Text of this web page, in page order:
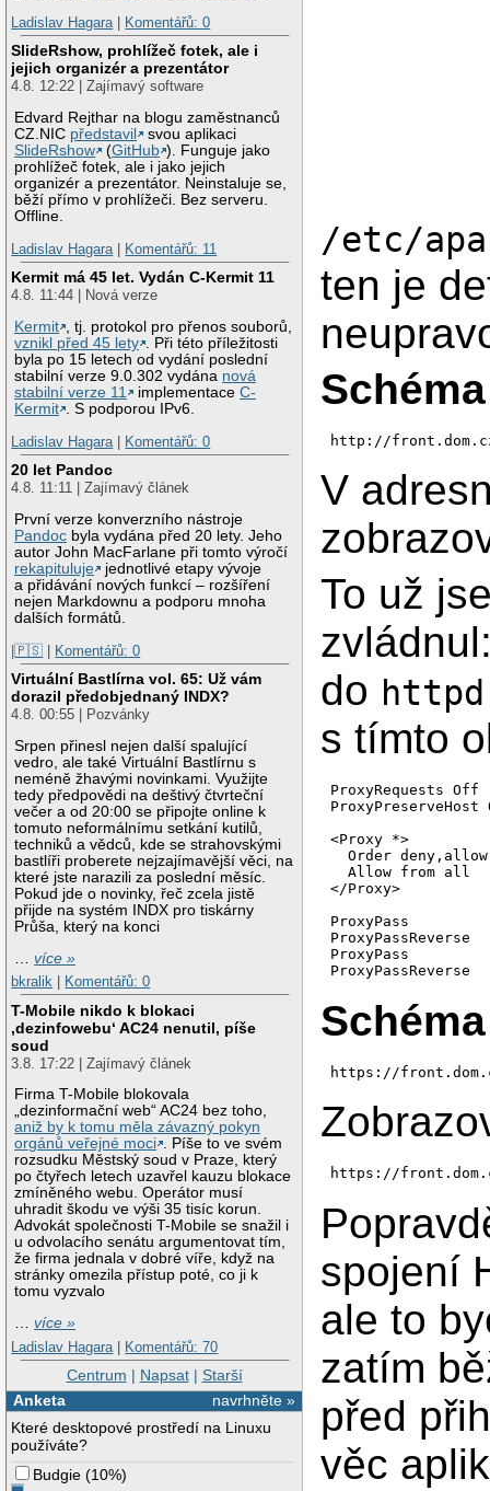
Ladislav Hagara | Komentářů: 0
SlideRshow, prohlížeč fotek, ale i
jejich organizér a prezentátor
4.8. 12:22 | Zajímavý software
Edvard Rejthar na blogu zaměstnanců
CZ.NIC představil
svou aplikaci
SlideRshow
(GitHub ). Funguje jako
prohlížeč fotek, ale i jako jejich
organizér a prezentátor. Neinstaluje se,
běží přímo v prohlížeči. Bez serveru.
Offline.
Ladislav Hagara | Komentářů: 11
Kermit má 45 let. Vydán C-Kermit 11
4.8. 11:44 | Nová verze
Kermit , tj. protokol pro přenos souborů,
vznikl před 45 lety . Při této příležitosti
byla po 15 letech od vydání poslední
stabilní verze 9.0.302 vydána nová
stabilní verze 11
implementaceC-
Kermit . S podporou IPv6.
Ladislav Hagara | Komentářů: 0
20 let Pandoc
4.8. 11:11 | Zajímavý článek
První verze konverzního nástroje
Pandoc byla vydána před 20 lety. Jeho
autor John MacFarlane při tomto výročí
rekapituluje
jednotlivé etapy vývoje
a přidávání nových funkcí – rozšíření
nejen Markdownu a podporu mnoha
dalších formátů.
|🇵🇸 | Komentářů: 0
Virtuální Bastlírna vol. 65: Už vám
dorazil předobjednaný INDX?
4.8. 00:55 | Pozvánky
Srpen přinesl nejen další spalující
vedro, ale také Virtuální Bastlírnu s
neméně žhavými novinkami. Využijte
tedy předpovědi na deštivý čtvrteční
večer a od 20:00 se připojte online k
tomuto neformálnímu setkání kutilů,
techniků a vědců, kde se strahovskými
bastlíři proberete nejzajímavější věci, na
které jste narazili za poslední měsíc.
Pokud jde o novinky, řeč zcela jistě
přijde na systém INDX pro tiskárny
Průša, který na konci
…více »
bkralik
Komentářů: 0
T-Mobile nikdo k blokaci
‚dezinfowebu‘ AC24 nenutil, píše
soud
3.8. 17:22 | Zajímavý článek
Firma T-Mobile blokovala
„dezinformační web“ AC24 bez toho,
aniž by k tomu měla závazný pokyn
orgánů veřejné moci . Píše to ve svém
rozsudku Městský soud v Praze, který
po čtyřech letech uzavřel kauzu blokace
zmíněného webu. Operátor musí
uhradit škodu ve výši 35 tisíc korun.
Advokát společnosti T-Mobile se snažil i
u odvolacího senátu argumentovat tím,
že firma jednala v dobré víře, když na
stránky omezila přístup poté, co ji k
tomu vyzvalo
…více »
Ladislav Hagara | Komentářů: 70
Centrum | Napsat| Starší
navrhněte »
Anketa
Které desktopové prostředí na Linuxu
používáte?
Budgie (10%)
/etc/
ten je
http://
V
To už
do
s tímto
ProxyRequests Off
ProxyPreserveHost
<Proxy *>
  Order deny,allow
  Allow from all
</Proxy>
ProxyPass
ProxyPass
https://
https://
spojení
ale to
zatím
před
věc